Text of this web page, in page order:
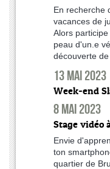
En recherche
vacances de
Alors
peau d'un.e
découverte
13 mai 2023
Week-end
8 mai 2023
Stage vidéo
Envie
ton
quartier de